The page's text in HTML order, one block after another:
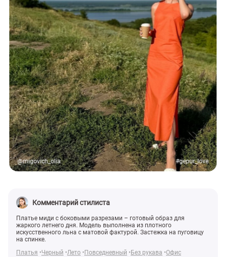
@migovich_olia #gepur_love
Комментарий стилиста
Платье миди с боковыми разрезами – готовый образ для
жаркого летнего дня. Модель выполнена из плотного
искусственного льна с матовой фактурой. Застежка на пуговицу
на спинке.
Платья
Черный Лето Повседневный Без рукава Офис